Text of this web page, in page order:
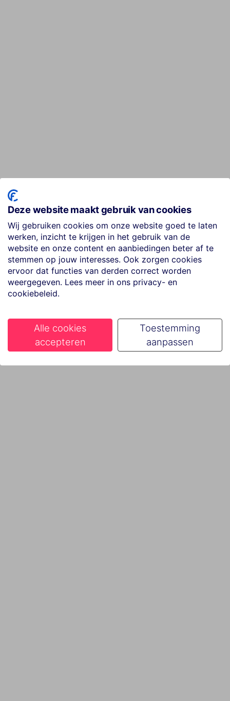
Deze website maakt gebruik van cookies
Wij gebruiken cookies om onze website goed te laten
werken, inzicht te krijgen in het gebruik van de
website en onze content en aanbiedingen beter af te
stemmen op jouw interesses. Ook zorgen cookies
ervoor dat functies van derden correct worden
weergegeven. Lees meer in ons privacy- en
cookiebeleid.
Alle cookies
accepteren
Toestemming
aanpassen